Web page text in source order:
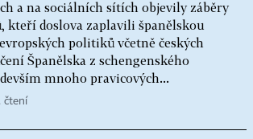
a na sociálních sítích objevily záběry
kteří doslova zaplavili španělskou
politiků včetně českých
Španělska z schengenského
mnoho pravicových...
čtení